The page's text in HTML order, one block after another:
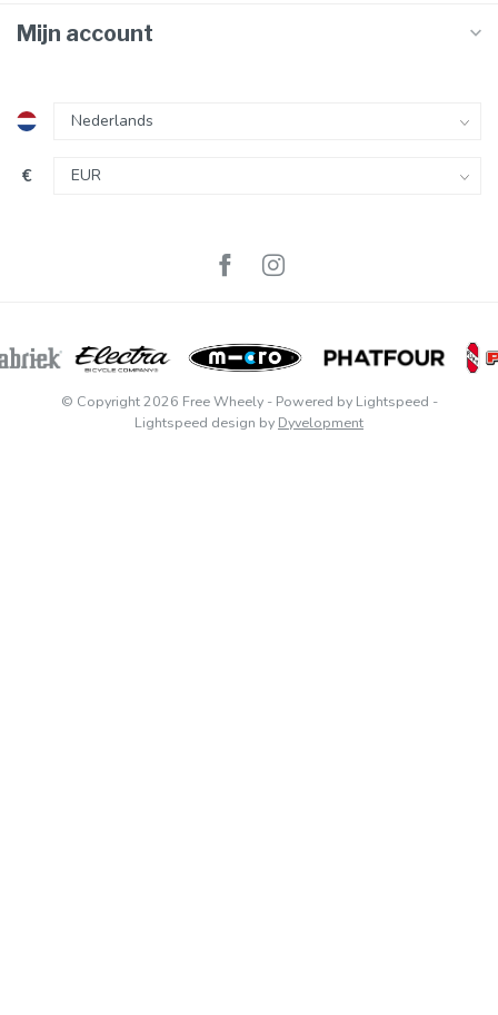
Mijn account
€
© Copyright 2026 Free Wheely- Powered by Lightspeed -
Lightspeed design by Dyvelopment